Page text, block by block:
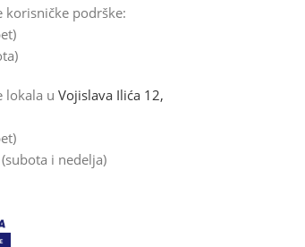
korisničke podrške:
lokala u Vojislava Ilića 12,
i nedelja)